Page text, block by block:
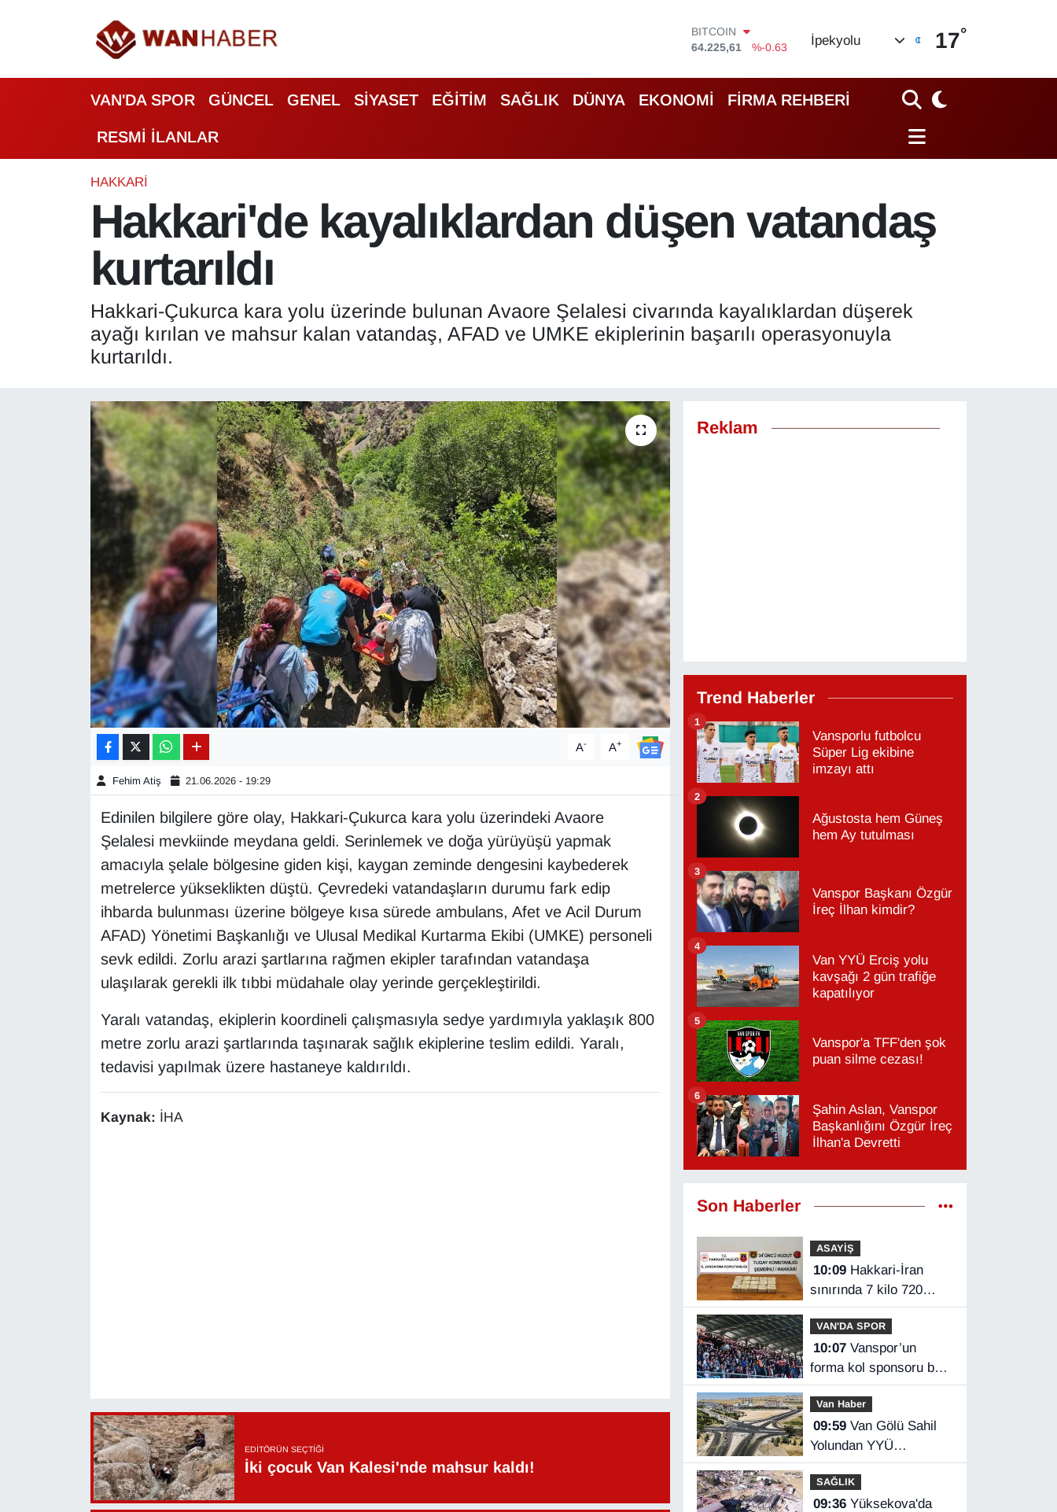
64.225,61
DOLAR
EURO
55,0317
%-0.02
STERLİN
6510.40
%0.45
İpekyolu 17°
VAN'DA SPOR GÜNCEL GENEL SİYASET EĞİTİM SAĞLIK DÜNYA EKONOMİ FİRMA REHBERİ
RESMİ İLANLAR
HAKKARİ
Hakkari'de kayalıklardan düşen vatandaş
kurtarıldı
Hakkari-Çukurca kara yolu üzerinde bulunan Avaore Şelalesi civarında kayalıklardan düşerek
ayağı kırılan ve mahsur kalan vatandaş, AFAD ve UMKE ekiplerinin başarılı operasyonuyla
kurtarıldı.
A- A+
Fehim Atiş 21.06.2026 - 19:29
Edinilen bilgilere göre olay, Hakkari-Çukurca kara yolu üzerindeki Avaore
Şelalesi mevkiinde meydana geldi. Serinlemek ve doğa yürüyüşü yapmak
amacıyla şelale bölgesine giden kişi, kaygan zeminde dengesini kaybederek
metrelerce yükseklikten düştü. Çevredeki vatandaşların durumu fark edip
ihbarda bulunması üzerine bölgeye kısa sürede ambulans, Afet ve Acil Durum
AFAD) Yönetimi Başkanlığı ve Ulusal Medikal Kurtarma Ekibi (UMKE) personeli
sevk edildi. Zorlu arazi şartlarına rağmen ekipler tarafından vatandaşa
ulaşılarak gerekli ilk tıbbi müdahale olay yerinde gerçekleştirildi.
Yaralı vatandaş, ekiplerin koordineli çalışmasıyla sedye yardımıyla yaklaşık 800
metre zorlu arazi şartlarında taşınarak sağlık ekiplerine teslim edildi. Yaralı,
tedavisi yapılmak üzere hastaneye kaldırıldı.
Kaynak: İHA
EDITÖRÜN SEÇTIĞI
İki çocuk Van Kalesi'nde mahsur kaldı!
Reklam
Trend Haberler
Vansporlu futbolcu
Süper Lig ekibine
imzayı attı
1
Ağustosta hem Güneş
hem Ay tutulması
2
Vanspor Başkanı Özgür
İreç İlhan kimdir?
3
Van YYÜ Erciş yolu
kavşağı 2 gün trafiğe
kapatılıyor
4
Vanspor'a TFF'den şok
puan silme cezası!
5
Şahin Aslan, Vanspor
Başkanlığını Özgür İreç
İlhan'a Devretti
6
Son Haberler
ASAYİŞ
10:09Hakkari-İran
sınırında 7 kilo 720
gram eroin ele geçirildi
VAN'DA SPOR
10:07Vanspor’un
forma kol sponsoru belli
oldu
Van Haber
09:59Van Gölü Sahil
Yolundan YYÜ
kampüsüne ulaşım
sağlandı
SAĞLIK
09:36Yüksekova'da
ASAYİŞ
BİLİM VE TEKNOLOJİ
Biyografi
Bölge Haberleri
Deprem
Dernekler, Odalar
DÜNYA
EĞİTİM
EKONOMİ
Eleman
En çok konuşulanlar
HABERDE İNSAN
Kamu Alımları
Kim Kimdir?
Kültür & Sanat
Sinema - TV
SİYASET
Van Nöbetçi Eczaneler
Van Hava Durumu
Van Namaz Vakitleri
Van Trafik Yoğunluk Haritası
Süper Lig Puan Durumu ve Fikstür
Tüm Manşetler
Son Dakika Haberleri
Haber Arşivi